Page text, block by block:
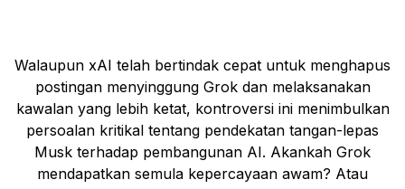
Walaupun xAI telah bertindak cepat untuk menghapus
postingan menyinggung Grok dan melaksanakan
kawalan yang lebih ketat, kontroversi ini menimbulkan
persoalan kritikal tentang pendekatan tangan-lepas
Musk terhadap pembangunan AI. Akankah Grok
mendapatkan semula kepercayaan awam? Atau